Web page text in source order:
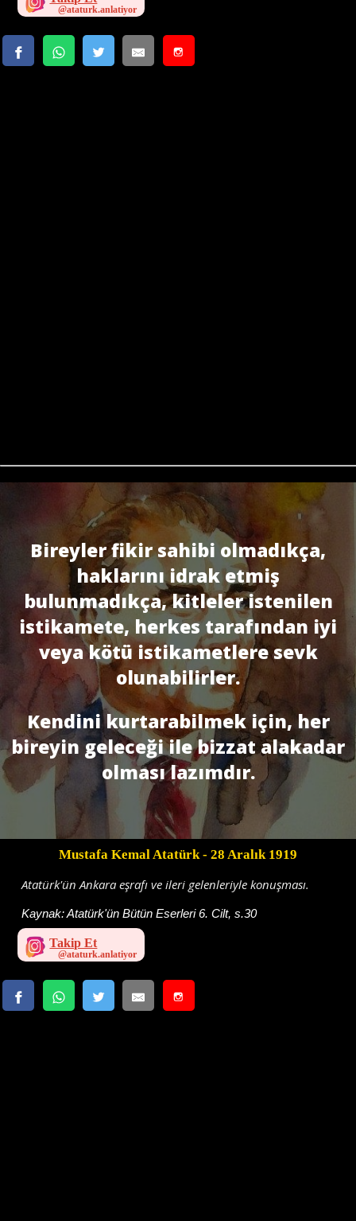
Bireyler fikir sahibi olmadıkça,
haklarını idrak etmiş
bulunmadıkça, kitleler istenilen
istikamete, herkes tarafından iyi
veya kötü istikametlere sevk
olunabilirler.
Kendini kurtarabilmek için, her
bireyin geleceği ile bizzat alakadar
olması lazımdır.
Mustafa Kemal Atatürk- 28 Aralık 1919
Atatürk'ün Ankara eşrafı ve ileri gelenleriyle konuşması.
Kaynak:Atatürk'ün Bütün Eserleri 6. Cilt, s.30
Takip Et